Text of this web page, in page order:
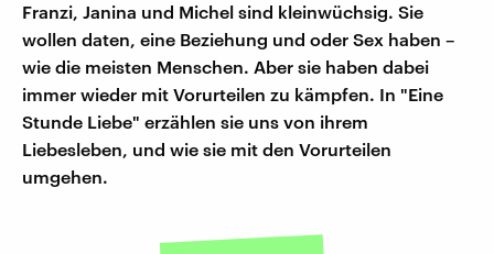
Franzi, Janina und Michel sind kleinwüchsig. Sie
wollen daten, eine Beziehung und oder Sex haben –
wie die meisten Menschen. Aber sie haben dabei
immer wieder mit Vorurteilen zu kämpfen. In "Eine
Stunde Liebe" erzählen sie uns von ihrem
Liebesleben, und wie sie mit den Vorurteilen
umgehen.